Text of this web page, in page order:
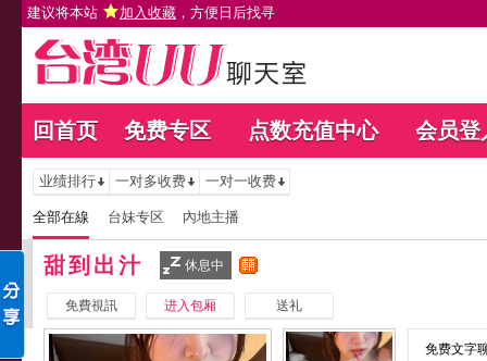
建议将本站 加入收藏 ，方便日后找寻
回首页 免费专区 点数充值中心 会员登
业绩排行 一对多收费 一对一收费
全部在線 台妹专区 內地主播
甜到出汁 休息中
免費視訊 进入包厢 送礼
免费文字